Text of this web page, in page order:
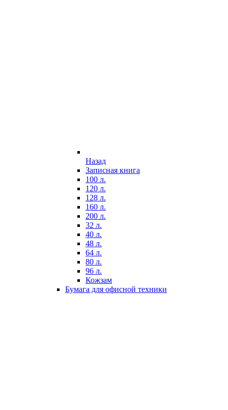
Назад
Записная книга
100 л.
120 л.
128 л.
160 л.
200 л.
32 л.
40 л.
48 л.
64 л.
80 л.
96 л.
Кожзам
Бумага для офисной техники